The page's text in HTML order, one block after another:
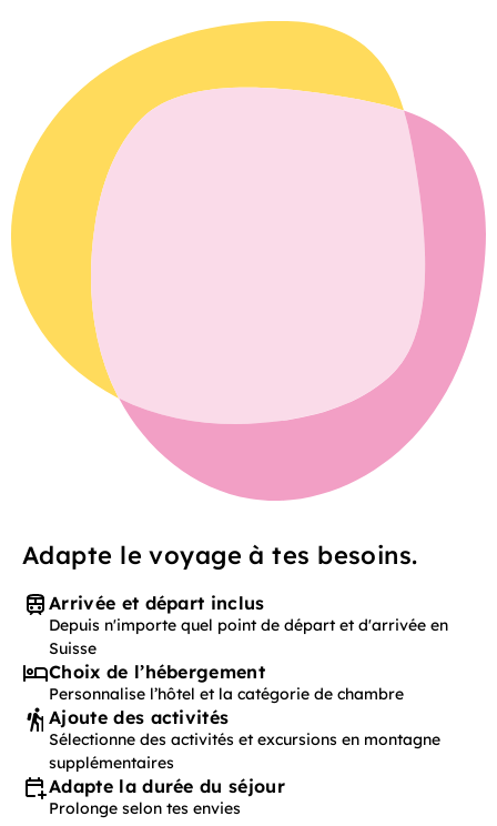
Adapte le voyage à tes besoins.
Arrivée et départ inclus
Depuis n'importe quel point de départ et d'arrivée en
Suisse
Choix de l’hébergement
Personnalise l’hôtel et la catégorie de chambre
Ajoute des activités
Sélectionne des activités et excursions en montagne
supplémentaires
Adapte la durée du séjour
Prolonge selon tes envies